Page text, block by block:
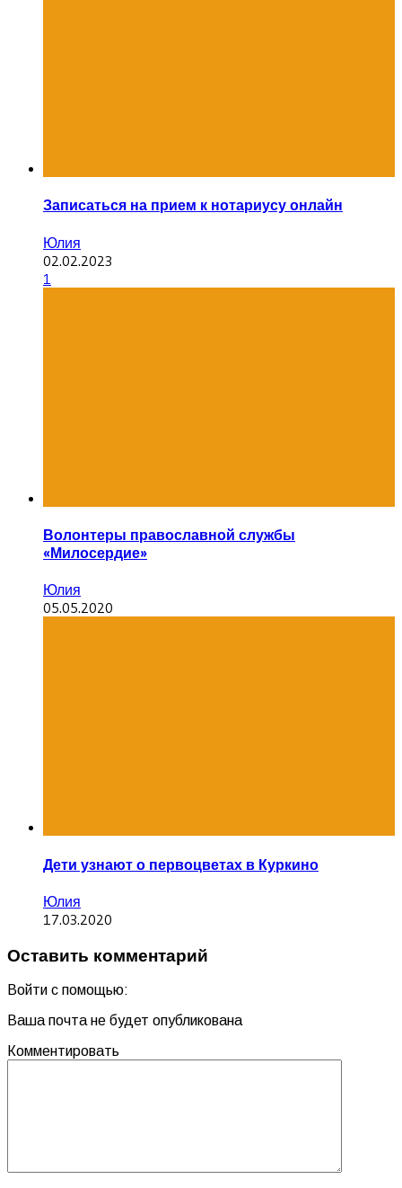
Записаться на прием к нотариусу онлайн
Юлия
02.02.2023
1
Волонтеры православной службы
«Милосердие»
Юлия
05.05.2020
Дети узнают о первоцветах в Куркино
Юлия
17.03.2020
Оставить комментарий
Войти с помощью:
Ваша почта не будет опубликована
Комментировать